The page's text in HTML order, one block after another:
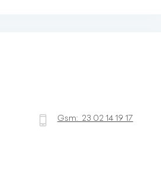
Gsm: 23 02 14 19 17